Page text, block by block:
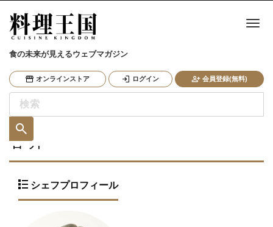
食の未来が見えるウェブマガジン
オンラインストア ログイン 会員登録(無料)
ナ
谷 昇
シェフプロフィール